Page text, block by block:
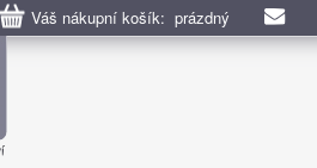
Váš nákupní košík: prázdný